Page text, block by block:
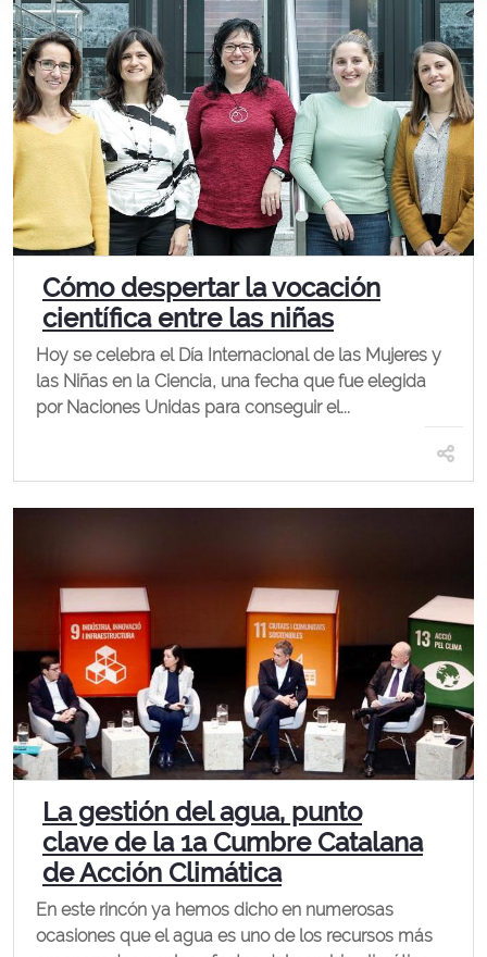
Cómo despertar la vocación
científica entre las niñas
Hoy se celebra el Día Internacional de las Mujeres y
las Niñas en la Ciencia, una fecha que fue elegida
por Naciones Unidas para conseguir el...
La gestión del agua, punto
clave de la 1a Cumbre Catalana
de Acción Climática
En este rincón ya hemos dicho en numerosas
ocasiones que el agua es uno de los recursos más